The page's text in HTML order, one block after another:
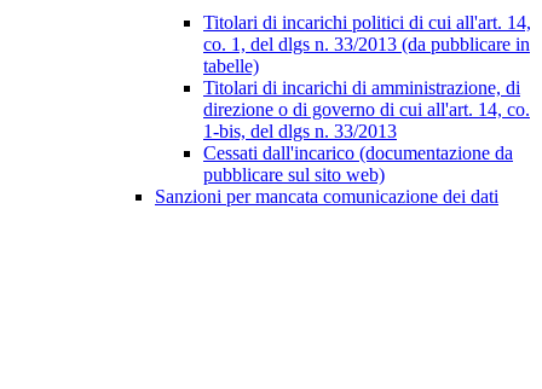
Titolari di incarichi politici di cui all'art. 14,
co. 1, del dlgs n. 33/2013 (da pubblicare in
tabelle)
Titolari di incarichi di amministrazione, di
direzione o di governo di cui all'art. 14, co.
1-bis, del dlgs n. 33/2013
Cessati dall'incarico (documentazione da
pubblicare sul sito web)
Sanzioni per mancata comunicazione dei dati